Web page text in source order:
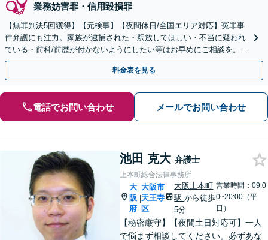
業務妨害罪・信用毀損罪
【無罪判決5回獲得】【元検事】【夜間休日/全国エリア対応】冤罪事
件弁護にも注力。家族が逮捕された・釈放してほしい・不当に疑われ
ている・前科/前歴が付かないようにしたい等はお早めにご相談を。迅
速に的確な対応に定評あり【分割払い可】
料金表を見る
電話でお問い合わせ メールでお問い合わせ
池田 克大 弁護士
上本町総合法律事務所
大
阪
府
|
大阪市
天王寺
区
大阪上本町
駅から徒歩
5分
営業時間：09:0
0~20:00（平
日）
【秘密厳守】【夜間土日対応可】一人
で悩まず相談してください。必ずあな